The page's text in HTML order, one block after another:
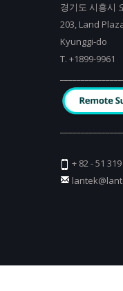
경기도 시흥시
203, Land
Kyunggi-do
T. +1899-9961
+ 82 - 51